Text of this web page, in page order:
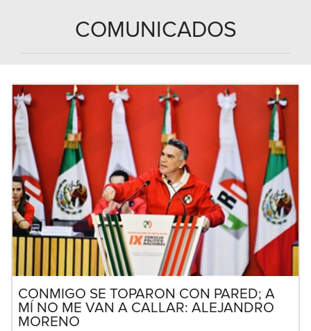
COMUNICADOS
CONMIGO SE TOPARON CON PARED; A
MÍ NO ME VAN A CALLAR: ALEJANDRO
MORENO